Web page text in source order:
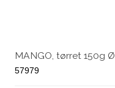
MANGO, tørret 150g Ø
57979